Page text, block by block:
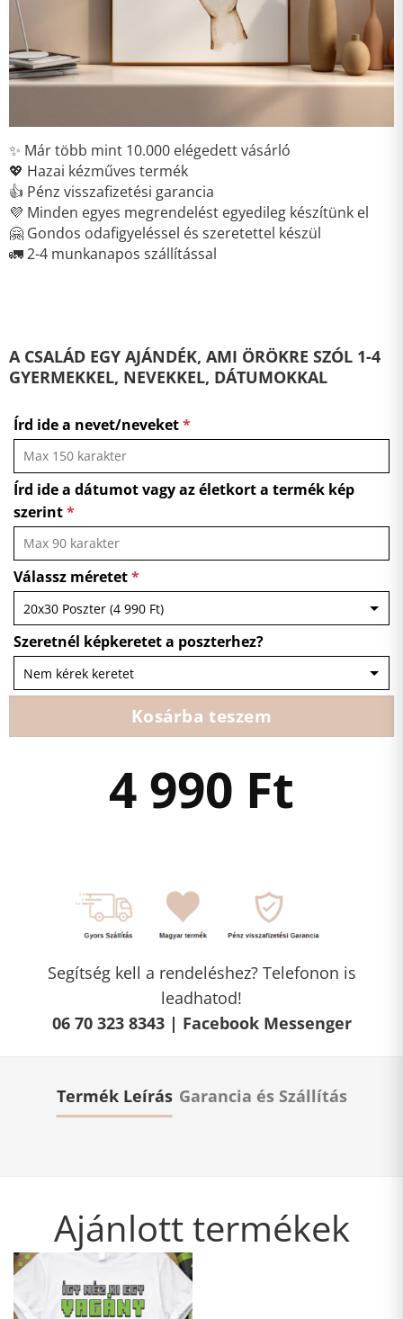
✨ Már több mint 10.000 elégedett vásárló
💖 Hazai kézműves termék
👍 Pénz visszafizetési garancia
💜 Minden egyes megrendelést egyedileg készítünk el
🤗 Gondos odafigyeléssel és szeretettel készül
🚛 2-4 munkanapos szállítással
A CSALÁD EGY AJÁNDÉK, AMI ÖRÖKRE SZÓL 1-4
GYERMEKKEL, NEVEKKEL, DÁTUMOKKAL
Írd ide a nevet/neveket*
Írd ide a dátumot vagy az életkort a termék kép
szerint*
Válassz méretet*
Szeretnél képkeretet a poszterhez?
Kosárba teszem
4 990 Ft
Segítség kell a rendeléshez? Telefonon is
leadhatod!
06 70 323 8343 | Facebook Messenger
Termék Leírás Garancia és Szállítás
Ajánlott termékek